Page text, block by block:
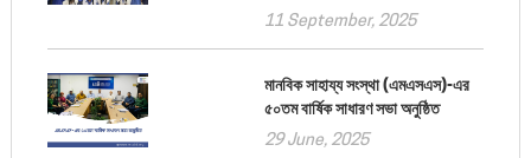
11 September, 2025
মানবিক সাহায্য সংস্থা (এমএসএস)-এর
৫০তম বার্ষিক সাধারণ সভা অনুষ্ঠিত
29 June, 2025